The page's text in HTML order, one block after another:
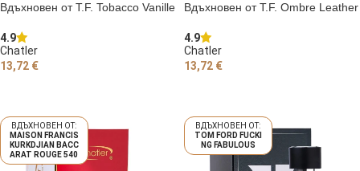
Вдъхновен от T.F. Tobacco Vanille
4.9
Chatler
13,72 €
Вдъхновен от T.F. Ombre Leather
4.9
Chatler
13,72 €
MAISON FRANCIS
KURKDJIAN BACC
ARAT ROUGE 540
TOM FORD FUCKI
NG FABULOUS